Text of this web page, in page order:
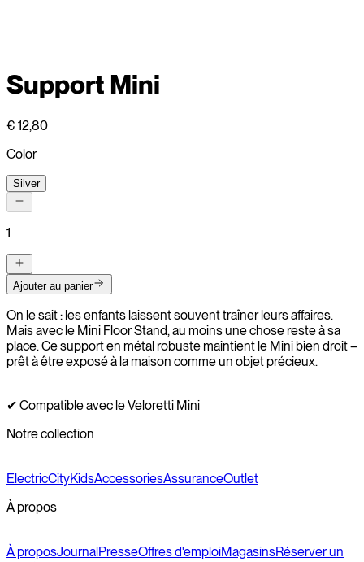
Support Mini
€ 12,80
Color
Silver
1
Ajouter au panier
On le sait : les enfants laissent souvent traîner leurs affaires.
Mais avec le Mini Floor Stand, au moins une chose reste à sa
place. Ce support en métal robuste maintient le Mini bien droit –
prêt à être exposé à la maison comme un objet précieux.
✔ Compatible avec le Veloretti Mini
Notre collection
ElectricCityKidsAccessoriesAssuranceOutlet
À propos
À proposJournalPresseOffres d'emploiMagasinsRéserver un